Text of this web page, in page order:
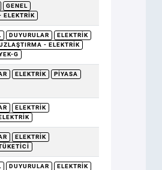
GENEL
ELEKTRIK
DUYURULAR
ELEKTRIK
- ELEKTRIK
G
ELEKTRIK PIYASA
ELEKTRIK
ELEKTRIK
DUYURULAR
ELEKTRIK